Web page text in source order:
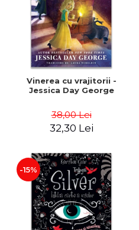
Vinerea cu vrajitorii -
Jessica Day George
38,00 Lei
32,30 Lei
-15%